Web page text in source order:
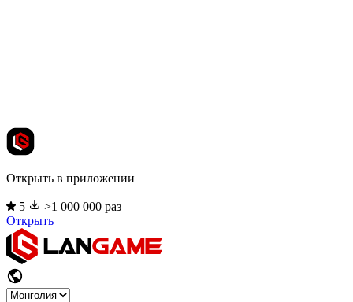
Открыть в приложении
5
>1 000 000 раз
Открыть